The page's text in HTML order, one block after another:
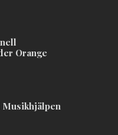
Orange
Musikhjälpen